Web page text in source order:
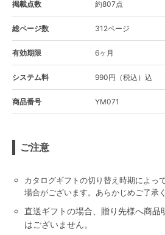
掲載点数 約807点
総ページ数 312ページ
有効期限 6ヶ月
システム料 990円（税込）込
商品番号 YM071
ご注意
カタログギフトの切り替え時期によっ
場合がございます。あらかじめご了承く
直送ギフトの場合、贈り先様へ商品
はございません。